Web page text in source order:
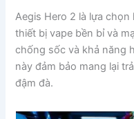
Aegis Hero 2 là lựa
thiết bị vape bền bỉ và
chống sốc và khả năng
này đảm bảo mang lại
đậm đà.